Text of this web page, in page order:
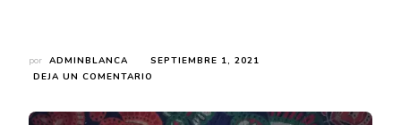
por ADMINBLANCA
SEPTIEMBRE 1, 2021
DEJA UN COMENTARIO